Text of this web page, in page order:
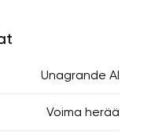
Unagrande AI
Voima herää